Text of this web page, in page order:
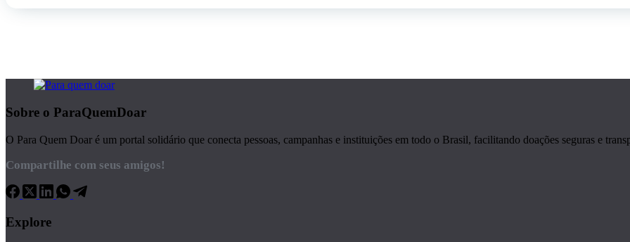
Sobre o ParaQuemDoar
O Para Quem Doar é um portal solidário que conecta pessoas, campanhas e instituições em todo o Brasil, facilitando doações seguras e
Compartilhe com seus amigos!
Explore